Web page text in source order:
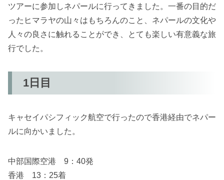
ツアーに参加しネパールに行ってきました。一番の目的だ
ったヒマラヤの山々はもちろんのこと、ネパールの文化や
人々の良さに触れることができ、とても楽しい有意義な旅
行でした。
1日目
キャセイパシフィック航空で行ったので香港経由でネパー
ルに向かいました。
中部国際空港 9：40発
香港 13：25着